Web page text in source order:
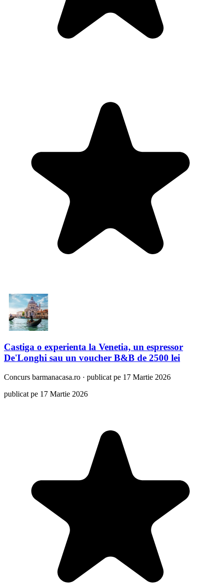
Castiga o experienta la Venetia, un espressor
De'Longhi sau un voucher B&B de 2500 lei
Concurs barmanacasa.ro · publicat pe 17 Martie 2026
publicat pe 17 Martie 2026